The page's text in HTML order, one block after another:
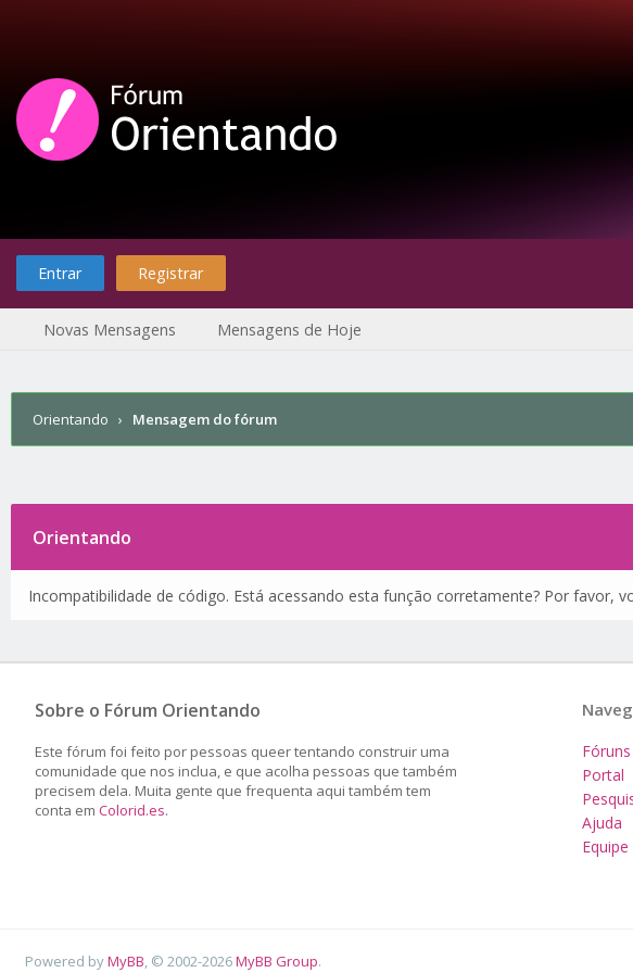
Entrar Registrar
Novas Mensagens Mensagens de Hoje
Orientando › Mensagem do fórum
Orientando
Incompatibilidade de código. Está acessando esta função corretamente? Por favor,
Sobre o Fórum Orientando
Este fórum foi feito por pessoas queer tentando construir uma
comunidade que nos inclua, e que acolha pessoas que também
precisem dela. Muita gente que frequenta aqui também tem
conta em Colorid.es.
Fóruns
Portal
Ajuda
Powered byMyBB , © 2002-2026MyBB Group.